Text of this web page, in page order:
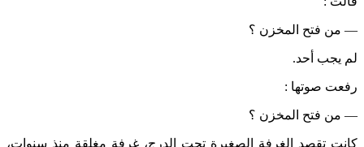
— من فتح المخزن ؟
لم يجب أحد.
رفعت صوتها :
— من فتح المخزن ؟
كانت تقصد الغرفة الصغيرة تحت الدرج، غرفة مغلقة منذ سنوات،